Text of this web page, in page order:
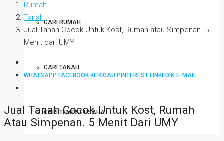
CARI RUMAH
CARI TANAH
CARI TEMPAT USAHA
Rumah
Tanah
Jual Tanah Cocok Untuk Kost, Rumah atau Simpenan. 5
Menit dari UMY
WHATSAPP FACEBOOK KERICAU PINTEREST LINKEDIN E-MAIL
Jual Tanah Cocok Untuk Kost, Rumah
Atau Simpenan. 5 Menit Dari UMY